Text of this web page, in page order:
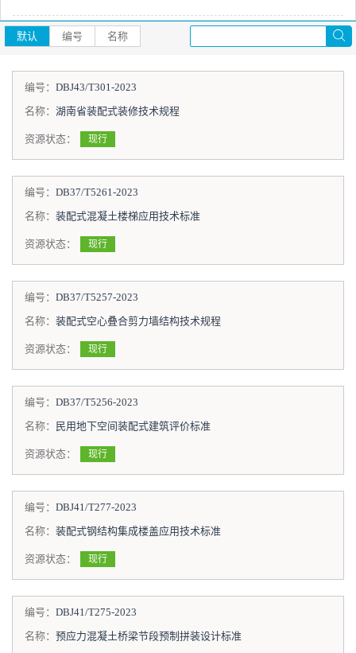
默认 编号 名称
编号： DBJ43/T301-2023
名称： 湖南省装配式装修技术规程
资源状态： 现行
编号： DB37/T5261-2023
名称： 装配式混凝土楼梯应用技术标准
资源状态： 现行
编号： DB37/T5257-2023
名称： 装配式空心叠合剪力墙结构技术规程
资源状态： 现行
编号： DB37/T5256-2023
名称：
民用地下空间装配式建筑评价标准
资源状态： 现行
编号： DBJ41/T277-2023
名称： 装配式钢结构集成楼盖应用技术标准
资源状态： 现行
编号： DBJ41/T275-2023
名称： 预应力混凝土桥梁节段预制拼装设计标准